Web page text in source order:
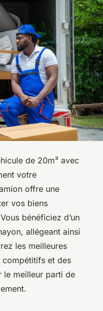
de 20m³ avec
votre
offre une
vos biens
bénéficiez d’un
allégeant ainsi
les meilleures
et des
le meilleur parti de